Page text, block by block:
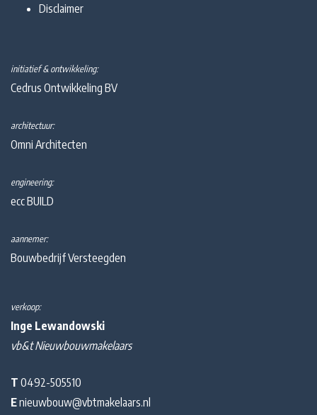
Disclaimer
initiatief & ontwikkeling:
Cedrus Ontwikkeling BV
architectuur:
Omni Architecten
engineering:
ecc BUILD
aannemer:
Bouwbedrijf Versteegden
verkoop:
Inge Lewandowski
vb&t Nieuwbouwmakelaars
T 0492-505510
Enieuwbouw@vbtmakelaars.nl